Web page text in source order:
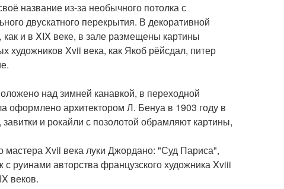
название из-за необычного потолка с
двускатного перекрытия. В декоративной
и в XIX веке, в зале размещены картины
художников Xvii века, как Якоб рёйсдал, питер
над зимней канавкой, в переходной
оформлено архитектором Л. Бенуа в 1903 году в
и рокайли с позолотой обрамляют картины,
мастера Xvii века луки Джордано: "Суд Париса",
руинами авторства французского художника Xviii
веков.